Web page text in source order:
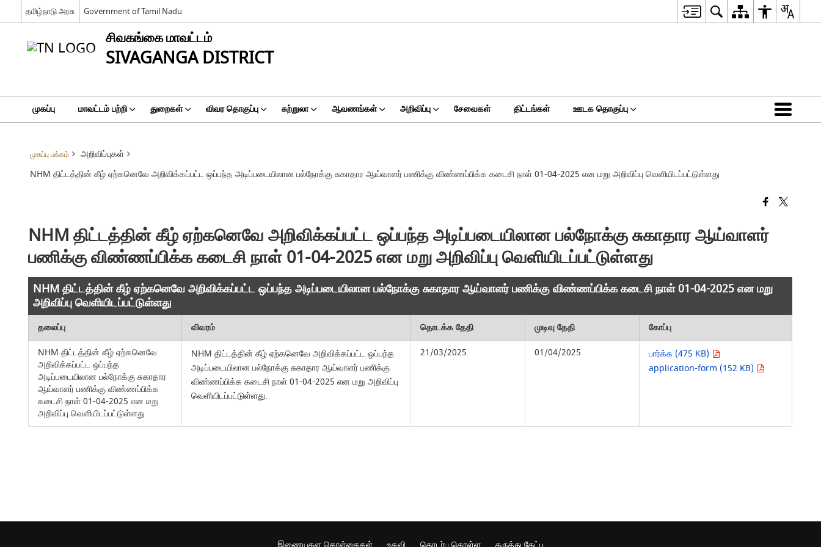
தமிழ்நாடு அரசு Government of Tamil Nadu
சிவகங்கை மாவட்டம்
SIVAGANGA DISTRICT
முகப்பு மாவட்டம் பற்றி துறைகள் விவர தொகுப்பு சுற்றுலா ஆவணங்கள் அறிவிப்பு சேவைகள் திட்டங்கள் ஊடக தொகுப்பு
முகப்பு பக்கம்
அறிவிப்புகள்
NHM திட்டத்தின் கீழ் ஏற்கனெவே அறிவிக்கப்பட்ட ஒப்பந்த அடிப்படையிலான பல்நோக்கு சுகாதார ஆய்வாளர் பணிக்கு விண்ணப்பிக்க கடைசி நாள் 01-04-2025 என மறு அறிவிப்பு வெளியிடப்பட்டுள்ளது
NHM திட்டத்தின் கீழ் ஏற்கனெவே அறிவிக்கப்பட்ட ஒப்பந்த அடிப்படையிலான பல்நோக்கு சுகாதார ஆய்வாளர்
பணிக்கு விண்ணப்பிக்க கடைசி நாள் 01-04-2025 என மறு அறிவிப்பு வெளியிடப்பட்டுள்ளது
NHM திட்டத்தின் கீழ் ஏற்கனெவே அறிவிக்கப்பட்ட ஒப்பந்த அடிப்படையிலான பல்நோக்கு சுகாதார ஆய்வாளர் பணிக்கு விண்ணப்பிக்க கடைசி நாள் 01-04-2025 என மறு
அறிவிப்பு வெளியிடப்பட்டுள்ளது
தலைப்பு விவரம் தொடக்க தேதி முடிவு தேதி
கோப்பு
NHM திட்டத்தின் கீழ் ஏற்கனெவே
அறிவிக்கப்பட்ட ஒப்பந்த
அடிப்படையிலான பல்நோக்கு சுகாதார
ஆய்வாளர் பணிக்கு விண்ணப்பிக்க
கடைசி நாள் 01-04-2025 என மறு
அறிவிப்பு வெளியிடப்பட்டுள்ளது
NHM திட்டத்தின் கீழ் ஏற்கனெவே அறிவிக்கப்பட்ட ஒப்பந்த
அடிப்படையிலான பல்நோக்கு சுகாதார ஆய்வாளர் பணிக்கு
விண்ணப்பிக்க கடைசி நாள் 01-04-2025 என மறு அறிவிப்பு
வெளியிடப்பட்டுள்ளது.
21/03/2025 01/04/2025
பார்க்க (475 KB)
application-form (152 KB)